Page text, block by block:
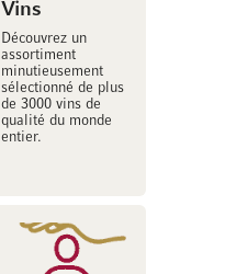
Vins
Découvrez un
assortiment
minutieusement
sélectionné de plus
de 3000 vins de
qualité du monde
entier.